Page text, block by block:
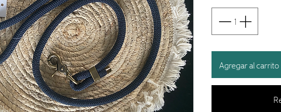
Agregar al carrito